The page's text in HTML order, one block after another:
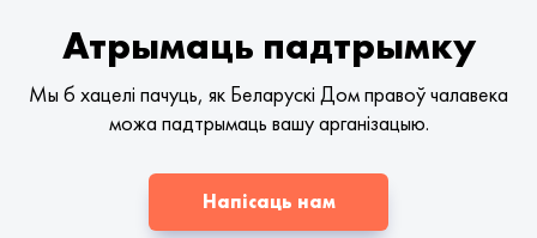
Атрымаць падтрымку
Мы б хацелі пачуць, як Беларускі Дом правоў чалавека
можа падтрымаць вашу арганізацыю.
Напісаць нам